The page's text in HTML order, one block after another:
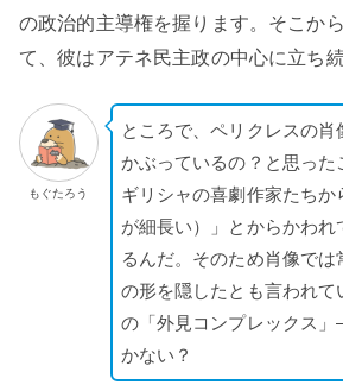
の政治的主導権を握ります。そこか
て、彼はアテネ民主政の中心に立ち
もぐたろう
ところで、ペリクレスの
かぶっているの？と思っ
ギリシャの喜劇作家たち
が細長い）」とからかわ
るんだ。そのため肖像で
の形を隠したとも言われて
の「外見コンプレックス
かない？